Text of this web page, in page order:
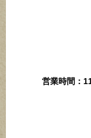
営業時間：